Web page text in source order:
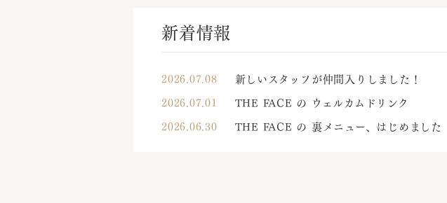
新着情報
2026.07.08
新しいスタッフが仲間入りしました！
2026.07.01
THE FACE の ウェルカムドリンク
2026.06.30
THE FACE の 裏メニュー、はじめました